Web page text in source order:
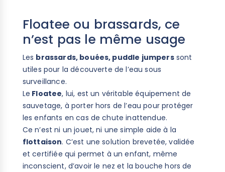
Floatee ou brassards, ce
n’est pas le même usage
Les brassards, bouées, puddle jumperssont
utiles pour la découverte de l’eau sous
surveillance.
Le Floatee, lui, est un véritable équipement de
sauvetage, à porter hors de l’eau pour protéger
les enfants en cas de chute inattendue.
Ce n’est ni un jouet, ni une simple aide à la
flottaison. C’est une solution brevetée, validée
et certifiée qui permet à un enfant, même
inconscient, d’avoir le nez et la bouche hors de